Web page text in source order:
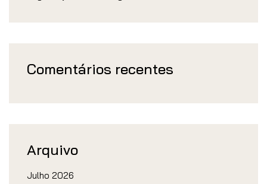
Comentários recentes
Arquivo
Julho 2026